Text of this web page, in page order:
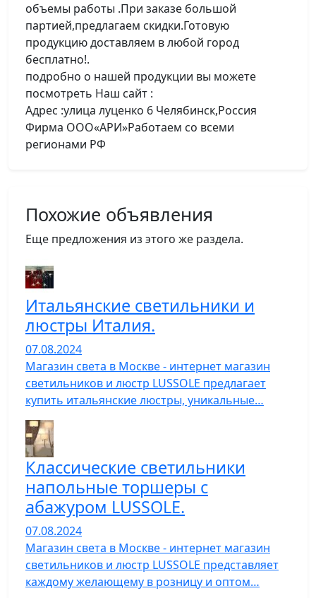
объемы работы .При заказе большой
партией,предлагаем скидки.Готовую
продукцию доставляем в любой город
бесплатно!.
подробно о нашей продукции вы можете
посмотреть Наш сайт :
Адрес :улица луценко 6 Челябинск,Россия
Фирма ООО«АРИ»Работаем со всеми
регионами РФ
Похожие объявления
Еще предложения из этого же раздела.
Итальянские светильники и
люстры Италия.
07.08.2024
Магазин света в Москве - интернет магазин
светильников и люстр LUSSOLE предлагает
купить итальянские люстры, уникальные…
Классические светильники
напольные торшеры с
абажуром LUSSOLE.
07.08.2024
Магазин света в Москве - интернет магазин
светильников и люстр LUSSOLE представляет
каждому желающему в розницу и оптом…